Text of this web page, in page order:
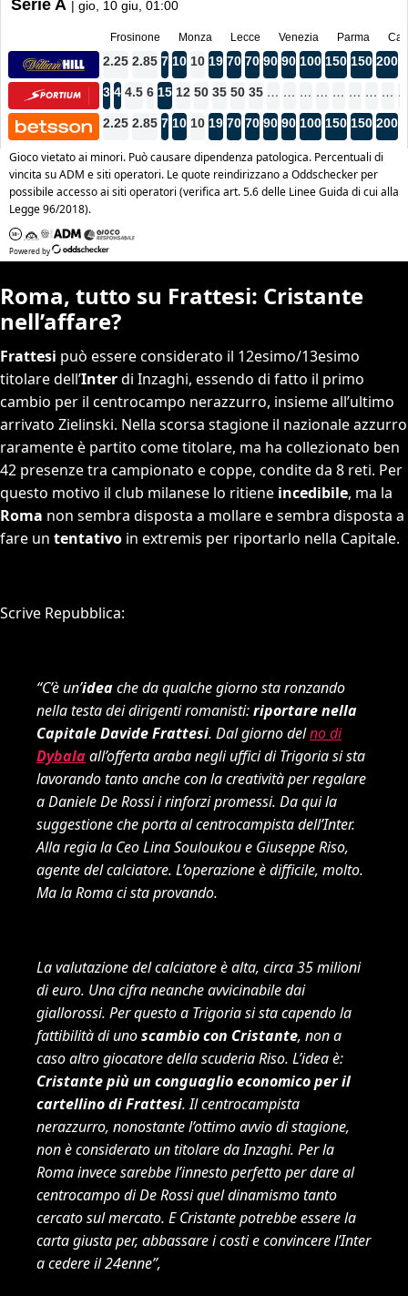
Roma, tutto su Frattesi: Cristante
nell’affare?
Frattesi può essere considerato il 12esimo/13esimo
titolare dell’Interdi Inzaghi, essendo di fatto il primo
cambio per il centrocampo nerazzurro, insieme all’ultimo
arrivato Zielinski. Nella scorsa stagione il nazionale azzurro
raramente è partito come titolare, ma ha collezionato ben
42 presenze tra campionato e coppe, condite da 8 reti. Per
questo motivo il club milanese lo ritiene incedibile, ma la
Roma non sembra disposta a mollare e sembra disposta a
fare un tentativo in extremis per riportarlo nella Capitale.
Scrive Repubblica:
“C’è un’ideache da qualche giorno sta ronzando
nella testa dei dirigenti romanisti:riportare nella
Capitale Davide Frattesi. Dal giorno delno di
Dybalaall’offerta araba negli uffici di Trigoria si sta
lavorando tanto anche con la creatività per regalare
a Daniele De Rossi i rinforzi promessi. Da qui la
suggestione che porta al centrocampista dell’Inter.
Alla regia la Ceo Lina Souloukou e Giuseppe Riso,
agente del calciatore. L’operazione è difficile, molto.
Ma la Roma ci sta provando.
La valutazione del calciatore è alta, circa 35 milioni
di euro. Una cifra neanche avvicinabile dai
giallorossi. Per questo a Trigoria si sta capendo la
fattibilità di unoscambio con Cristante, non a
caso altro giocatore della scuderia Riso. L’idea è:
Cristante più un conguaglio economico per il
cartellino di Frattesi. Il centrocampista
nerazzurro, nonostante l’ottimo avvio di stagione,
non è considerato un titolare da Inzaghi. Per la
Roma invece sarebbe l’innesto perfetto per dare al
centrocampo di De Rossi quel dinamismo tanto
cercato sul mercato. E Cristante potrebbe essere la
carta giusta per, abbassare i costi e convincere l’Inter
a cedere il 24enne”,